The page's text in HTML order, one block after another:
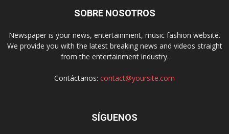
SOBRE NOSOTROS
Newspaper is your news, entertainment, music fashion website.
We provide you with the latest breaking news and videos straight
from the entertainment industry.
Contáctanos: contact@yoursite.com
SÍGUENOS